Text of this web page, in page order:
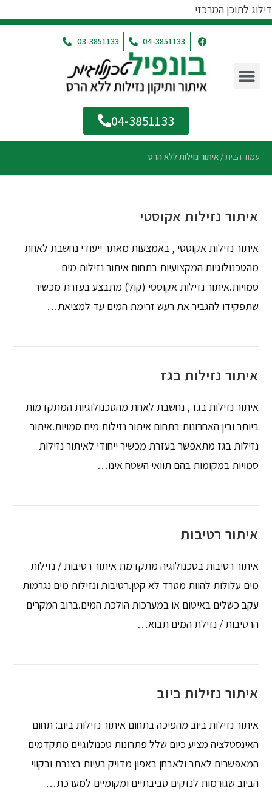
דילוג לתוכן המרכזי
04-3851133
03-3851133
04-3851133
עמוד הבית/ איתור נזילות ללא הרס
איתור נזילות אקוסטי
איתור נזילות אקוסטי , באמצעות מאתר ייעודי נחשבת לאחת
מהטכנולוגיות המקצועיות בתחום איתור נזילות מים
סמויות.איתור נזילות אקוסטי (קול) מתבצע בעזרת מכשיר
שתפקידו להגביר את רעש זרימת המים עד למציאת…
איתור נזילות בגז
איתור נזילות בגז , נחשבת לאחת מהטכנולוגיות המתקדמות
ביותר ובין האחרונות בתחום איתור נזילות מים סמויות.איתור
נזילות בגז מתאפשר בעזרת מכשיר ייחודי לאיתור נזילות
סמויות במקומות בהם תוואי השטח אינו…
איתור רטיבות
איתור רטיבות בטכנולוגיה מתקדמת איתור רטיבות / נזילות
מים עלולות להוות מטרד לא קטן.רטיבות ונזילות מים נגרמות
עקב כשלים באיטום או במערכות הולכת המים.ברוב המקרים
הרטיבות / נזילת המים תבוא…
איתור נזילות ביוב
איתור נזילות ביוב מהפיכה בתחום איתור נזילות ביוב: תחום
האינסטלציה מציע כיום שלל פתרונות טכנולוגיים מתקדמים
המאפשרים לאתר ולאבחן באפון מדויק בעיות בצנרת ובקווי
הביוב שגורמות לנזקים סביבתיים ומקומיים למערכת…